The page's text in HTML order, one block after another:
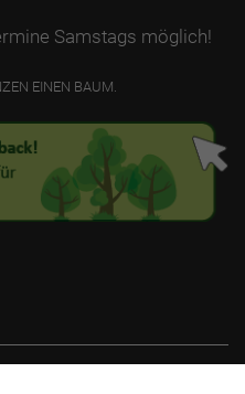
Samstags möglich!
EINEN BAUM.